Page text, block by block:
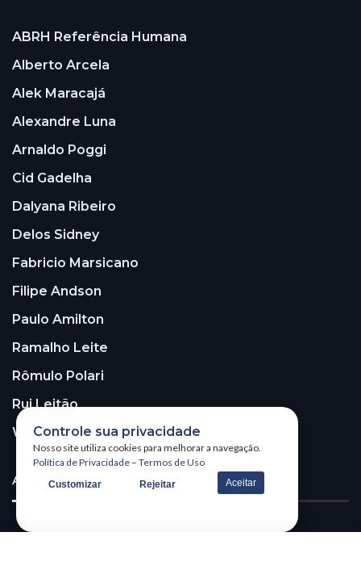
ABRH Referência Humana
Alberto Arcela
Alek Maracajá
Alexandre Luna
Arnaldo Poggi
Cid Gadelha
Dalyana Ribeiro
Delos Sidney
Fabricio Marsicano
Filipe Andson
Paulo Amilton
Ramalho Leite
Rômulo Polari
Rui Leitão
Walter Santos
ASSINE A NOSSA NEWSLETTER!
Controle sua privacidade
Nosso site utiliza cookies para melhorar a navegação.
Política de Privacidade – Termos de Uso
Customizar Rejeitar Aceitar